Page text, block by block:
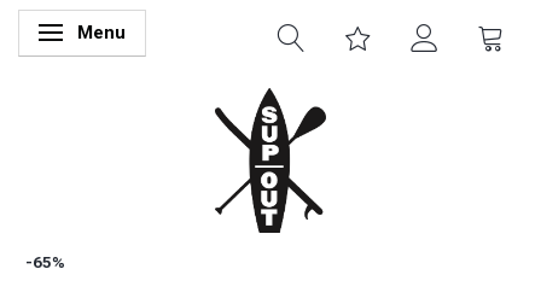
Skifte navigation
Menu
-65%